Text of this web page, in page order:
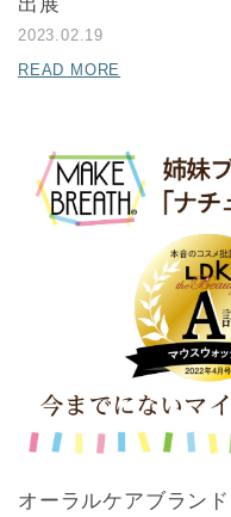
2023.02.19
READ MORE
オーラルケアブランド